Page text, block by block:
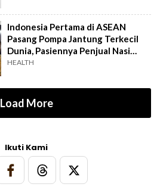
Indonesia Pertama di ASEAN
Pasang Pompa Jantung Terkecil
Dunia, Pasiennya Penjual Nasi
Uduk
HEALTH
Load More
Ikuti Kami